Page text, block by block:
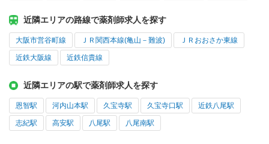
近隣エリアの路線で薬剤師求人を探す
大阪市営谷町線 ＪＲ関西本線(亀山－難波) ＪＲおおさか東線
近鉄大阪線 近鉄信貴線
近隣エリアの駅で薬剤師求人を探す
恩智駅 河内山本駅 久宝寺駅 久宝寺口駅 近鉄八尾駅
志紀駅 高安駅 八尾駅 八尾南駅